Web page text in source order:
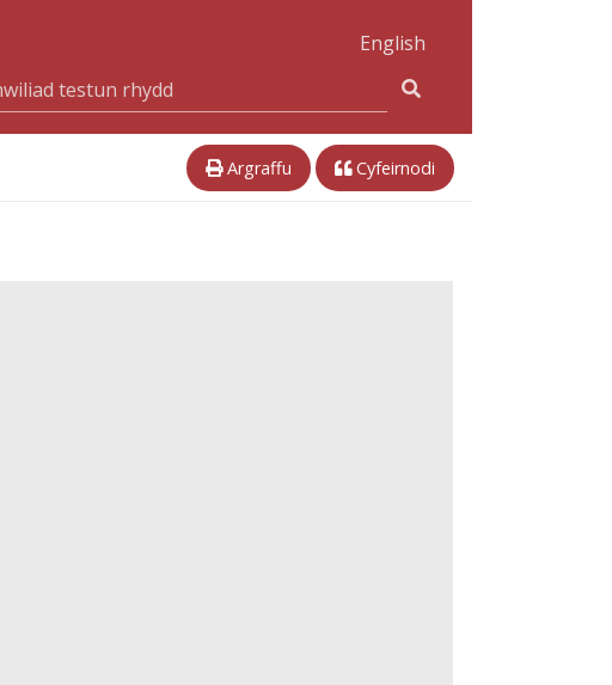
English
Argraffu Cyfeirnodi